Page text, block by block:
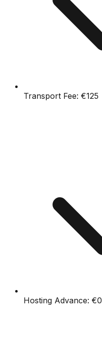
Transport Fee: €125
Hosting Advance: €0